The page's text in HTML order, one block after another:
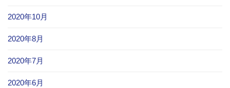
2020年10月
2020年8月
2020年7月
2020年6月